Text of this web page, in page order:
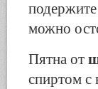
можно
Пятна от
спиртом с